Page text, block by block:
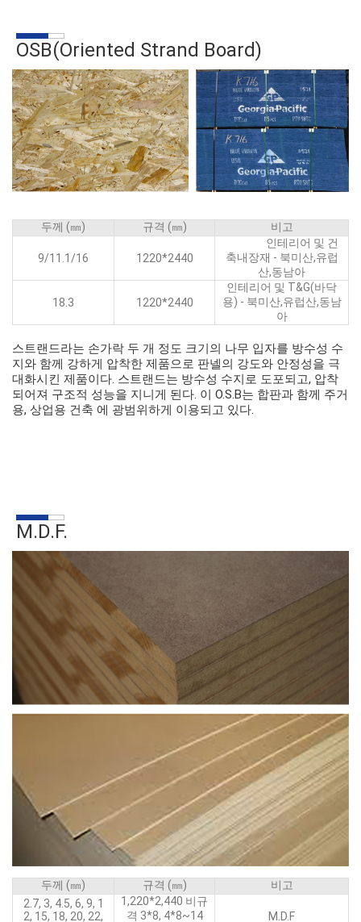
OSB(Oriented Strand Board)
두께 (㎜) 규격 (㎜) 비고
9/11.1/16 1220*2440
인테리어 및 건
축내장재 - 북미산,유럽
산,동남아
18.3 1220*2440
인테리어 및 T&G(바닥
용) - 북미산,유럽산,동남
아
스트랜드라는 손가락 두 개 정도 크기의 나무 입자를 방수성 수
지와 함께 강하게 압착한 제품으로 판넬의 강도와 안정성을 극
대화시킨 제품이다. 스트랜드는 방수성 수지로 도포되고, 압착
되어져 구조적 성능을 지니게 된다. 이 O.S.B는 합판과 함께 주거
용, 상업용 건축 에 광범위하게 이용되고 있다.
M.D.F.
두께 (㎜) 규격 (㎜)
비고
2.7, 3, 4.5, 6, 9, 1
2, 15, 18, 20, 22,
1,220*2,440 비규
격 3*8, 4*8~14
M.D.F